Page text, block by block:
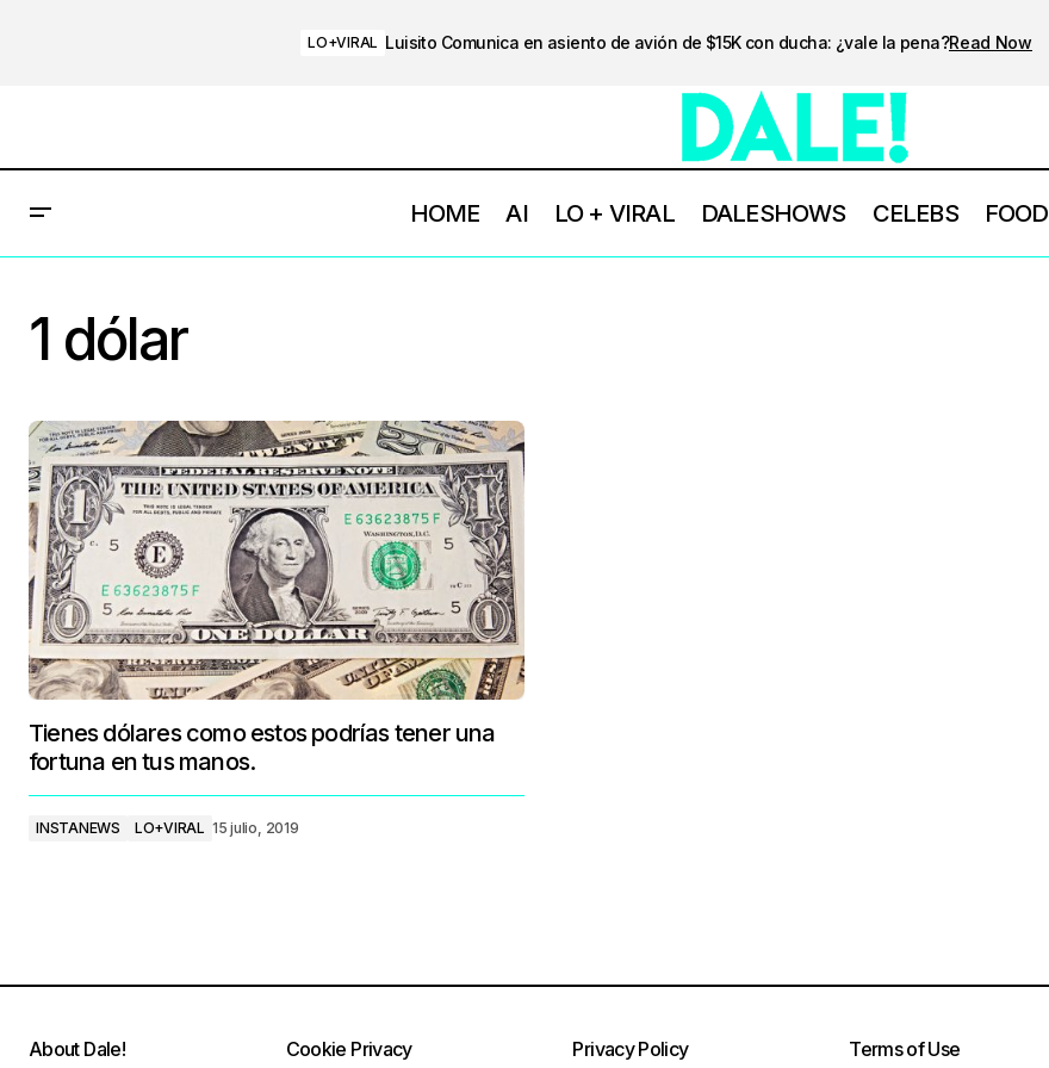
LO+VIRAL Luisito Comunica en asiento de avión de $15K con ducha: ¿vale la pena?Read Now
HOME AI LO + VIRAL DALESHOWS CELEBS FOOD
1 dólar
Tienes dólares como estos podrías tener una
fortuna en tus manos.
INSTANEWS LO+VIRAL 15 julio, 2019
About Dale! Cookie Privacy Privacy Policy Terms of Use